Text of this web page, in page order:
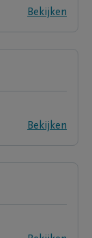
Bekijken
Bekijken